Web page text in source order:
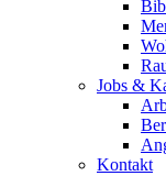
Jobs &
Kontakt